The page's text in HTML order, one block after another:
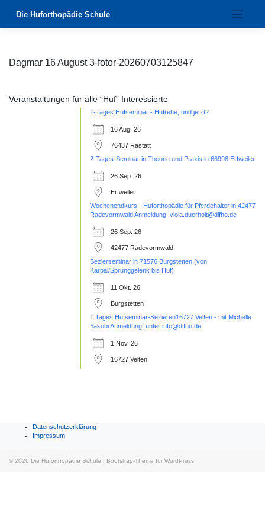
Die Huforthopädie Schule
Dagmar 16 August 3-fotor-20260703125847
Veranstaltungen für alle “Huf” Interessierte
1-Tages Hufseminar - Hufrehe, und jetzt?
16 Aug. 26
76437 Rastatt
2-Tages-Seminar in Theorie und Praxis in 66996 Erfweiler
26 Sep. 26
Erfweiler
Wochenendkurs - Huforthopädie für Pferdehalter in 42477
Radevormwald Anmeldung: viola.duerholt@difho.de
26 Sep. 26
42477 Radevormwald
Sezierseminar in 71576 Burgstetten (von
Karpal/Sprunggelenk bis Huf)
11 Okt. 26
Burgstetten
1 Tages Hufseminar-Sezieren16727 Velten - mit Michelle
Yakobi Anmeldung: unter info@difho.de
1 Nov. 26
16727 Velten
Datenschutzerklärung
Impressum
© 2026 Die Huforthopädie Schule | Bootstrap-Theme für WordPress